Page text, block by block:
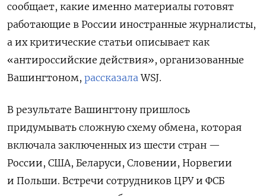
сообщает, какие именно материалы готовят
работающие в России иностранные журналисты,
а их критические статьи описывает как
«антироссийские действия», организованные
Вашингтоном, рассказалаWSJ.
В результате Вашингтону пришлось
придумывать сложную схему обмена, которая
включала заключенных из шести стран —
России, США, Беларуси, Словении, Норвегии
и Польши. Встречи сотрудников ЦРУ и ФСБ